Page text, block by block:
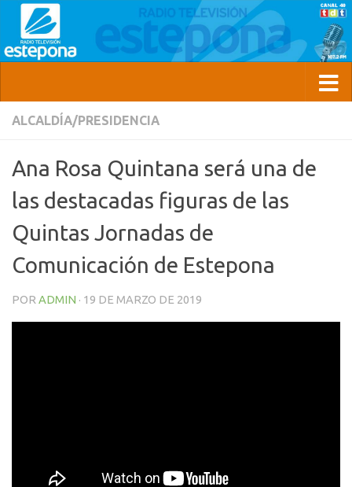
ALCALDÍA/PRESIDENCIA
Ana Rosa Quintana será una de
las destacadas figuras de las
Quintas Jornadas de
Comunicación de Estepona
POR ADMIN · 19 DE MARZO DE 2019